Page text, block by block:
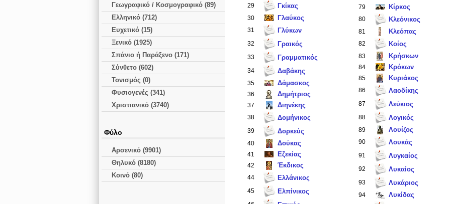
Γεωγραφικό / Κοσμογραφικό (89)
Ελληνικό (712)
Ευχετικό (15)
Ξενικό (1925)
Σπάνιο ή Παράξενο (171)
Σύνθετο (602)
Τονισμός (0)
Φυσιογενές (341)
Χριστιανικό (3740)
Φύλο
Αρσενικό (9901)
Θηλυκό (8180)
Κοινό (80)
29 Γκίκας
30 Γλαύκος
31 Γλύκων
32 Γραικός
33 Γραμματικός
34 Δαβάκης
35 Δάμασκος
36 Δημήτριος
37 Διηνέκης
38 Δομήνικος
39 Δορκεύς
40 Δούκας
41 Εζεκίας
42 Έκδικος
44 Ελλάνικος
45 Ελπίνικος
79 Κίρκος
80 Κλεόνικος
81 Κλεόπας
82 Κοίος
83 Κρήσκων
84 Κρόκων
85 Κυριάκος
86 Λαοδίκης
87 Λεύκιος
88 Λογικός
89 Λουίζος
90 Λουκάς
91 Λυγκαίος
92 Λυκαίος
93 Λυκάριος
94 Λυκίδας